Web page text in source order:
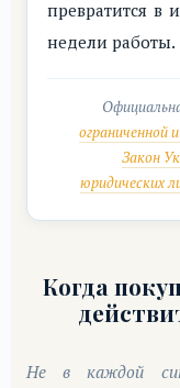
превратится в
недели работы.
ограниченной
Закон
юридических
Когда
Не в каждой